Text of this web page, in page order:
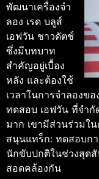
พัฒนาเครื่องจํา
ลอง เรด บลูส์
เอฟวัน ชาวดัตช์
ซึ่งมีบทบาท
สำคัญอยู่เบื้อง
หลัง และต้องใช้
เวลาในการจำลองข
ทดสอบ เอฟวัน ที่จํา
มาก เขามีส่วนร่วมใ
สนุนแทร็ก: ทดสอบก
นักขับปกติในช่วงสุด
สอดคล้องกัน